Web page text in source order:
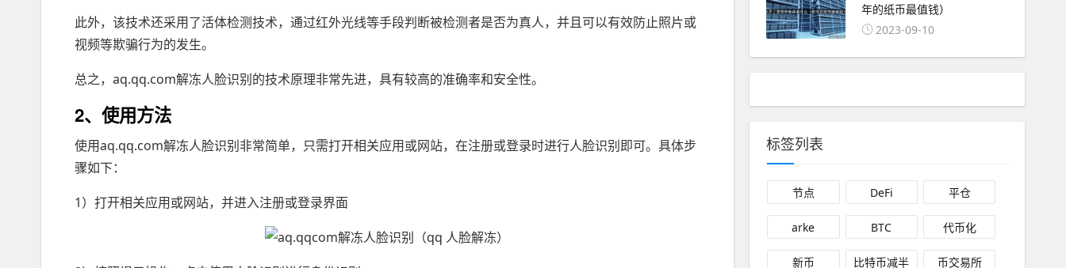
此外，该技术还采用了活体检测技术，通过红外光线等手段判断被检测者是否为真人，并且可以有效防止照片或
视频等欺骗行为的发生。
总之，aq.qq.com解冻人脸识别的技术原理非常先进，具有较高的准确率和安全性。
2、使用方法
使用aq.qq.com解冻人脸识别非常简单，只需打开相关应用或网站，在注册或登录时进行人脸识别即可。具体步
骤如下：
1）打开相关应用或网站，并进入注册或登录界面
年的纸币最值钱）
2023-09-10
标签列表
节点 DeFi 平仓
arke BTC 代币化
新币 比特币减半 币交易所